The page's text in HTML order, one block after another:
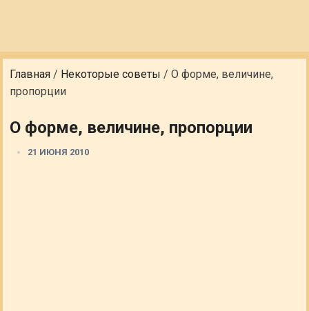
Главная / Некоторые советы /О форме, величине,
пропорции
О форме, величине, пропорции
21 ИЮНЯ 2010